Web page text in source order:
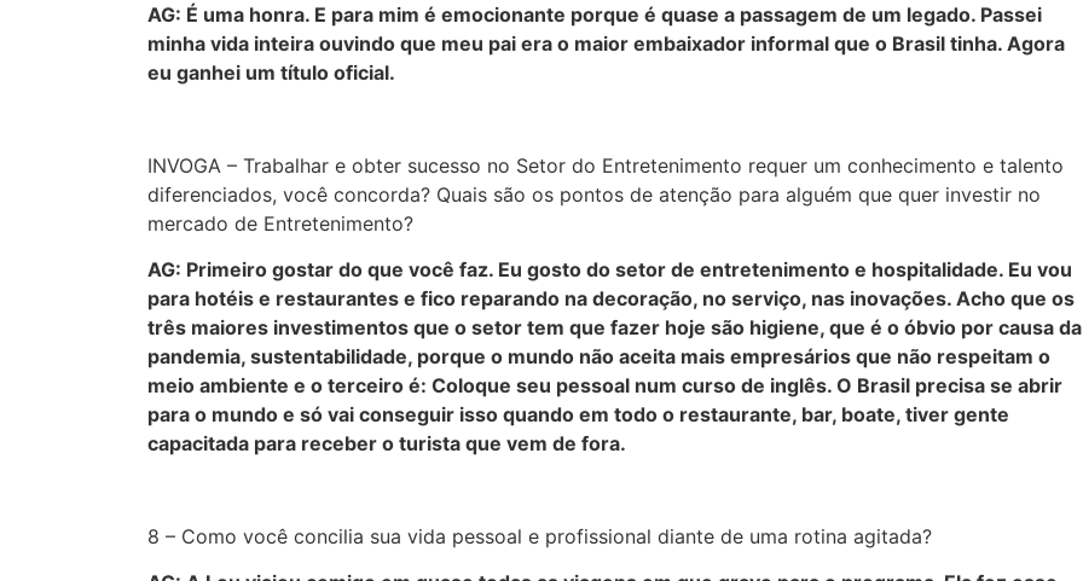
AG: É uma honra. E para mim é emocionante porque é quase a passagem de um legado. Passei
minha vida inteira ouvindo que meu pai era o maior embaixador informal que o Brasil tinha. Agora
eu ganhei um título oficial.
INVOGA – Trabalhar e obter sucesso no Setor do Entretenimento requer um conhecimento e talento
diferenciados, você concorda? Quais são os pontos de atenção para alguém que quer investir no
mercado de Entretenimento?
AG: Primeiro gostar do que você faz. Eu gosto do setor de entretenimento e hospitalidade. Eu vou
para hotéis e restaurantes e fico reparando na decoração, no serviço, nas inovações. Acho que os
três maiores investimentos que o setor tem que fazer hoje são higiene, que é o óbvio por causa da
pandemia, sustentabilidade, porque o mundo não aceita mais empresários que não respeitam o
meio ambiente e o terceiro é: Coloque seu pessoal num curso de inglês. O Brasil precisa se abrir
para o mundo e só vai conseguir isso quando em todo o restaurante, bar, boate, tiver gente
capacitada para receber o turista que vem de fora.
8 – Como você concilia sua vida pessoal e profissional diante de uma rotina agitada?